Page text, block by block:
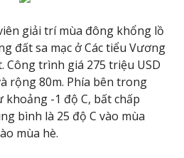
giải trí mùa đông khổng lồ
đất sa mạc ở Các tiểu Vương
Công trình giá 275 triệu USD
rộng 80m. Phía bên trong
-1 độ C, bất chấp
bình là 25 độ C vào mùa
mùa hè.